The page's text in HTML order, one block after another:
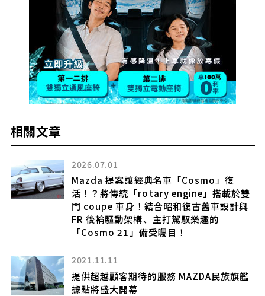
相關文章
2026.04.06
約540萬日圓！Mazda全新「Mazda2」登
場！全長不到4m的「小型Compact
Car」！搭載1.5升「直列3缸」Hybrid的
「全新」白俄羅斯市場版本是什麼？
Mazda 全新「四驅 SUV」正式上市！採用
全長4.7m × 全寬1.86m車身，搭載「豪華
內裝」！配備「巨大 display」以及品牌首